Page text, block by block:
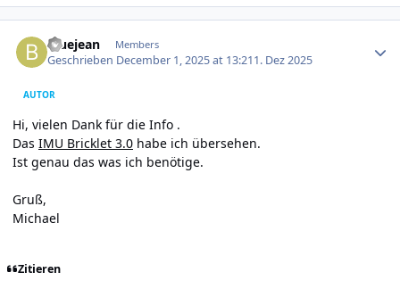
bluejean Members
Geschrieben December 1, 2025 at 13:211. Dez 2025
AUTOR
Hi, vielen Dank für die Info .
Das IMU Bricklet 3.0 habe ich übersehen.
Ist genau das was ich benötige.
Gruß,
Michael
Zitieren